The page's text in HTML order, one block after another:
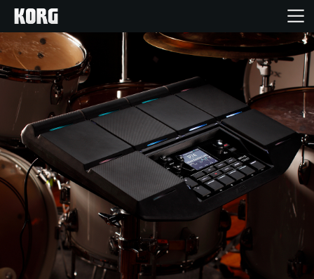
Home
Produkte
Extras
Events
Support
Händlersuche